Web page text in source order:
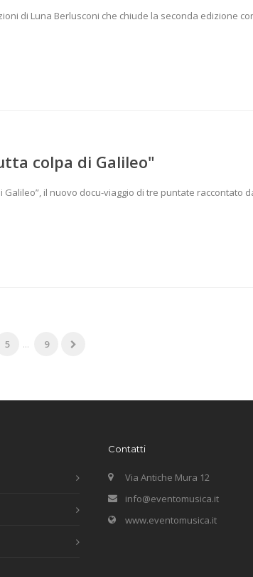
di Luna Berlusconi che chiude la seconda edizione
colpa di Galileo"
il nuovo docu-viaggio di tre puntate raccontato
5 ... 9
Contatti
Via Antiche Mura 12
info@eventomusica.it
www.eventomusica.it